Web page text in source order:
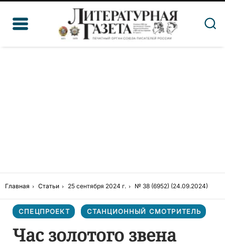
Главная Статьи 25 сентября 2024 г. № 38 (6952) (24.09.2024)
СПЕЦПРОЕКТ СТАНЦИОННЫЙ СМОТРИТЕЛЬ
Час золотого звена